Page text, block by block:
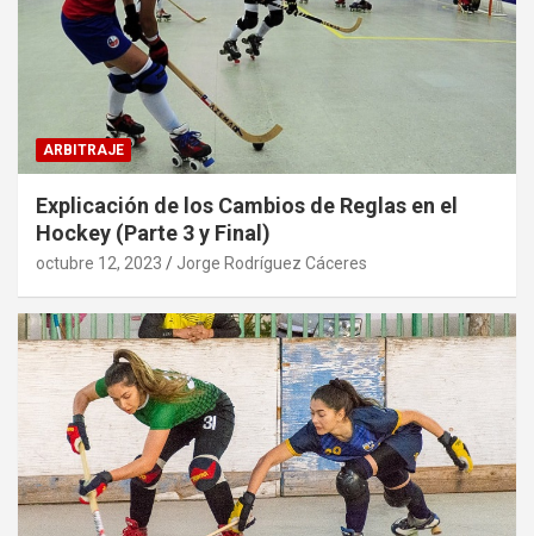
ARBITRAJE
Explicación de los Cambios de Reglas en el
Hockey (Parte 3 y Final)
octubre 12, 2023 Jorge Rodríguez Cáceres